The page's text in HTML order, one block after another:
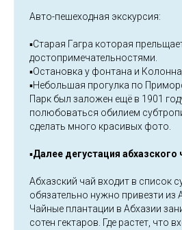
Авто-пешеходная экскурсия:
▪️Старая Гагра которая
достопримечательностями.
▪️Остановка у фонтана и
▪️Небольшая прогулка по
Парк был заложен ещё в 1901
полюбоваться обилием
сделать много красивых фото.
▪️Далее дегустация абхазского
Абхазский чай входит в список
обязательно нужно привезти из
Чайные плантации в Абхазии
сотен гектаров. Где растет, что